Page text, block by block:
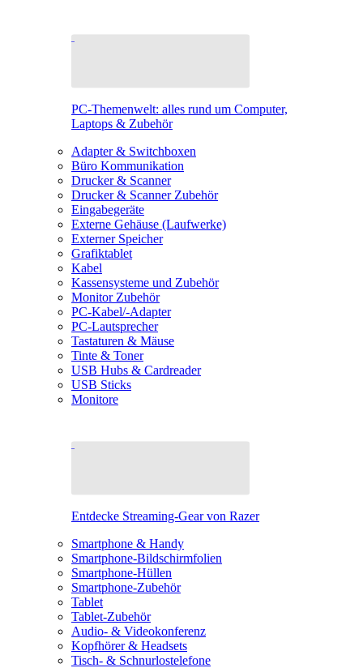
PC-Themenwelt: alles rund um Computer,
Laptops & Zubehör
Adapter & Switchboxen
Büro Kommunikation
Drucker & Scanner
Drucker & Scanner Zubehör
Eingabegeräte
Externe Gehäuse (Laufwerke)
Externer Speicher
Grafiktablet
Kabel
Kassensysteme und Zubehör
Monitor Zubehör
PC-Kabel/-Adapter
PC-Lautsprecher
Tastaturen & Mäuse
Tinte & Toner
USB Hubs & Cardreader
USB Sticks
Monitore
Entdecke Streaming-Gear von Razer
Smartphone & Handy
Smartphone-Bildschirmfolien
Smartphone-Hüllen
Smartphone-Zubehör
Tablet
Tablet-Zubehör
Audio- & Videokonferenz
Kopfhörer & Headsets
Tisch- & Schnurlostelefone